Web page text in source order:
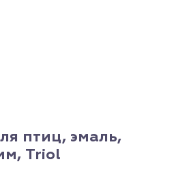
птиц, эмаль,
Triol